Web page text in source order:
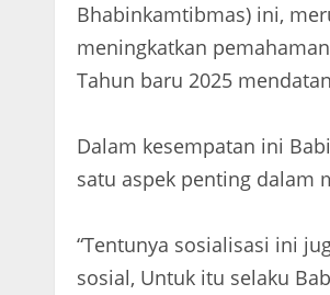
Bhabinkamtibmas) ini,
meningkatkan
Tahun baru 2025
Dalam kesempatan ini
satu aspek penting dalam
“Tentunya sosialisasi ini
sosial, Untuk itu selaku